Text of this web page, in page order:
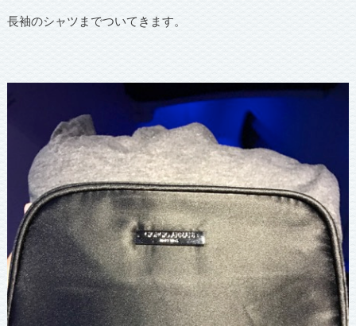
長袖のシャツまでついてきます。